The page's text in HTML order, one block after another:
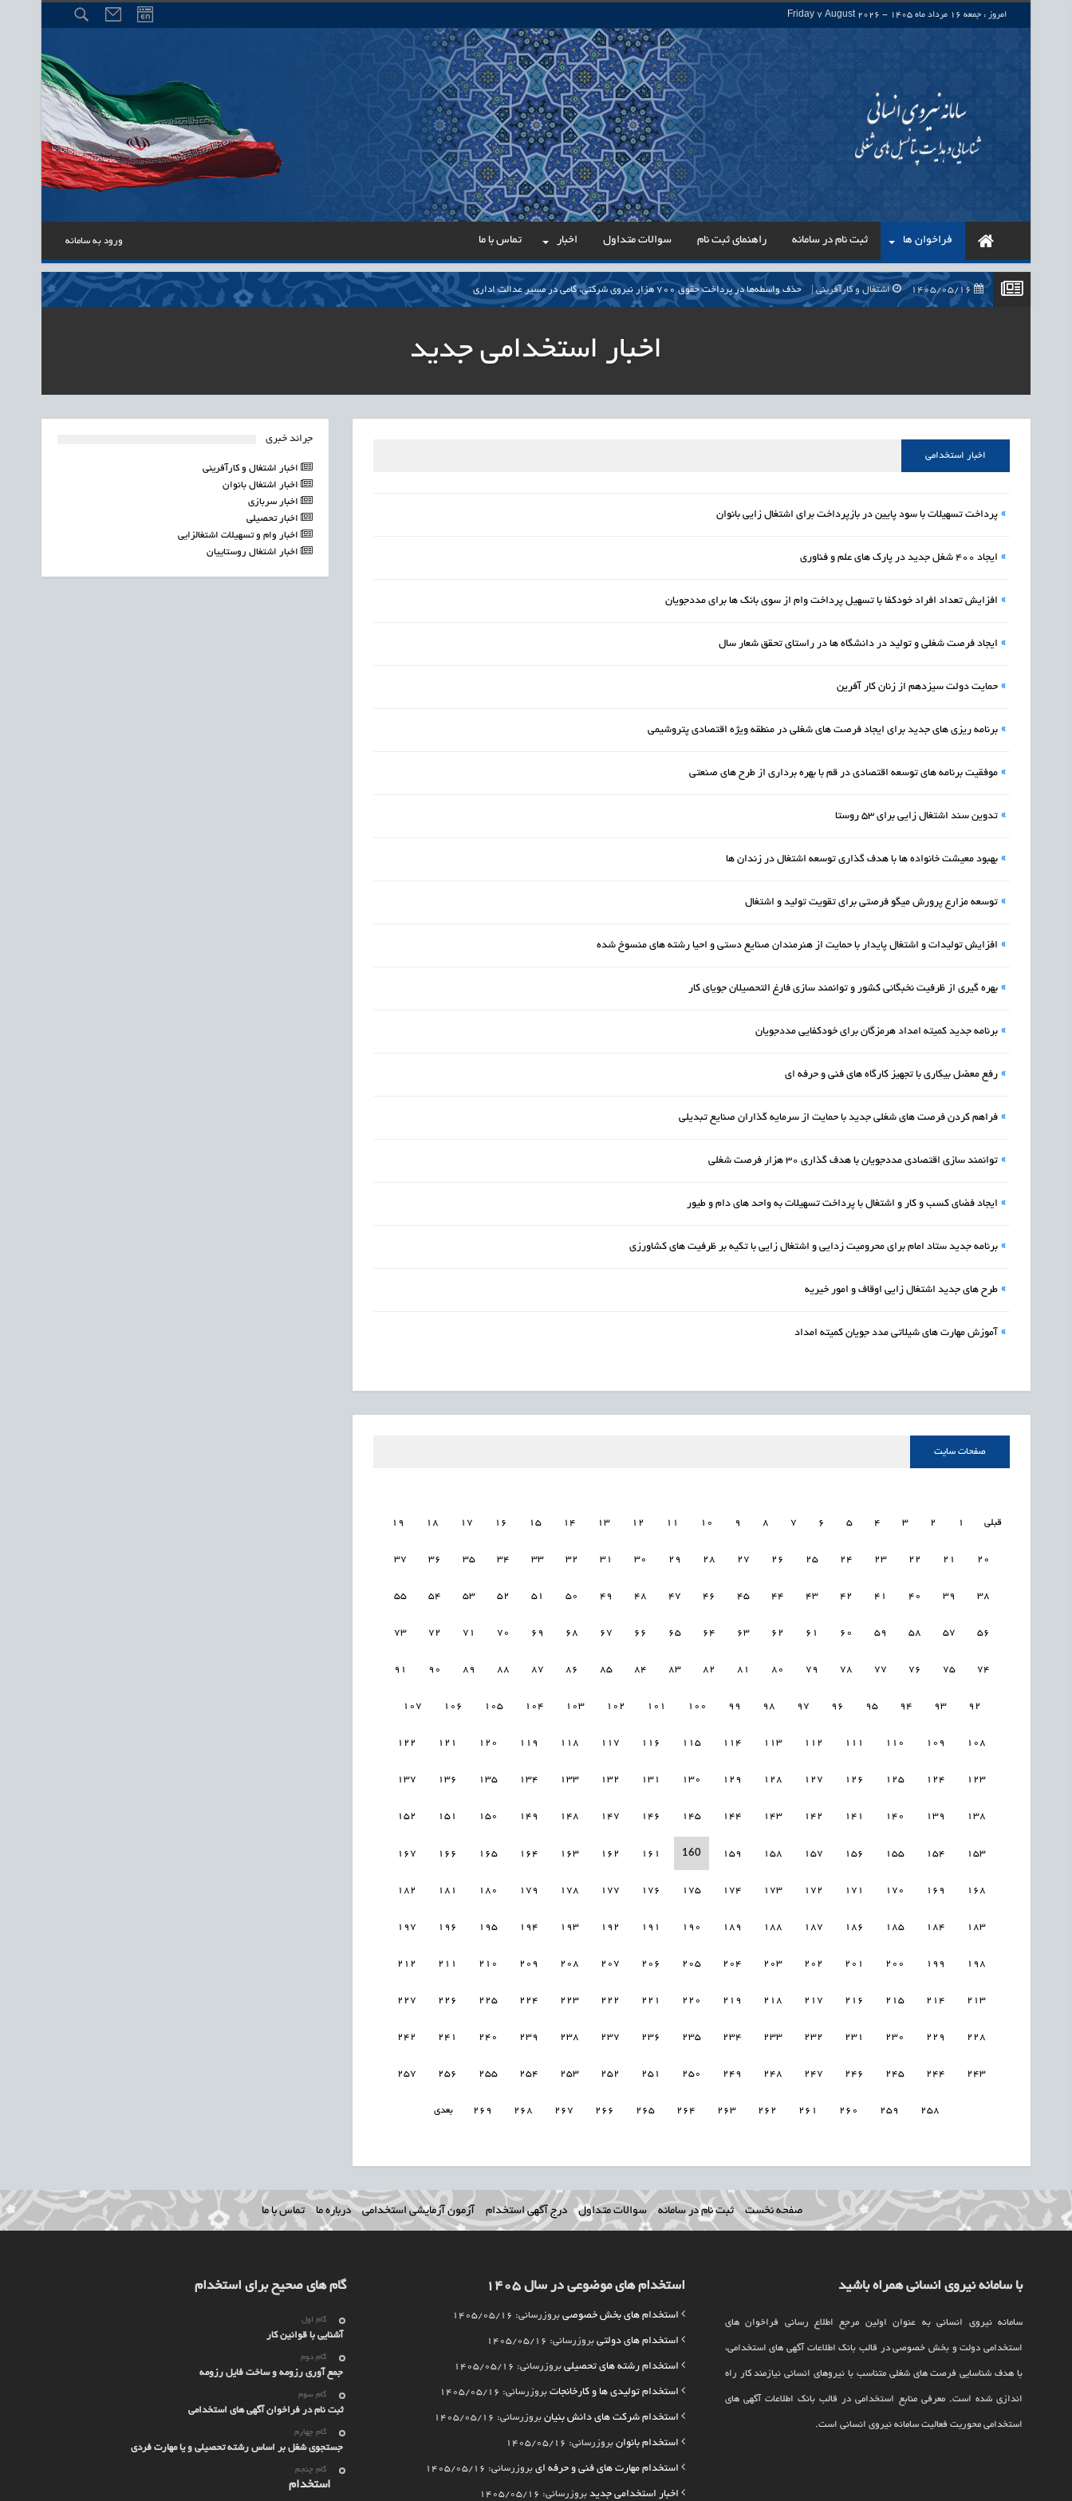
امروز : جمعه 16 مرداد ماه 1405 - Friday 7 August 2026
فراخوان ها ثبت نام در سامانه راهنمای ثبت نام سوالات متداول اخبار تماس با ما ورود به سامانه
اشتغال و کارآفرینی حذف واسطه‌ها در پرداخت حقوق ۷۰۰ هزار نیروی شرکتی، گامی در مسیر عدالت اداری
رئیس مرکز منابع انسانی آموزش‌وپرورش: داوطلبان ردصلاحیت‌شده حق اعتراض دارند
1405/05/16 اشتغال و کارآفرینی راه‌اندازی «کارخانه نوآوری مینیاتوری فرآورده‌های گیاهی و طبیعی» در دستور کار معاونت علمی
اخبار استخدامی جدید
اخبار استخدامی
» پرداخت تسهیلات با سود پایین در بازپرداخت برای اشتغال زایی بانوان
» ایجاد 400 شغل جدید در پارک های علم و فناوری
» افزایش تعداد افراد خودکفا با تسهیل پرداخت وام از سوی بانک‌ ها برای مددجویان
» ایجاد فرصت شغلی و تولید در دانشگاه ها در راستای تحقق شعار سال
» حمایت دولت سیزدهم از زنان کار آفرین
» برنامه ریزی های جدید برای ایجاد فرصت‌ های شغلی در منطقه ویژه اقتصادی پتروشیمی
» موفقیت برنامه‌ های توسعه اقتصادی در قم با بهره‌ برداری از طرح های صنعتی
» تدوین سند اشتغال زایی برای 53 روستا
» بهبود معیشت خانواده‌ ها با هدف گذاری توسعه اشتغال در زندان ها
» توسعه مزارع پرورش میگو فرصتی برای تقویت تولید و اشتغال
» افزایش تولیدات و اشتغال پایدار با حمایت از هنرمندان صنایع دستی و احیا رشته های منسوخ شده
» بهره‌ گیری از ظرفیت نخبگانی کشور و توانمند سازی فارغ‌ التحصیلان جویای کار
» برنامه جدید کمیته امداد هرمزگان برای خودکفایی مددجویان
» رفع معضل بیکاری با تجهیز کارگاه های فنی و حرفه ای
» فراهم کردن فرصت های شغلی جدید با حمایت از سرمایه گذاران صنایع تبدیلی
» توانمند سازی اقتصادی مددجویان با هدف گذاری 30 هزار فرصت شغلی
» ایجاد فضای کسب و کار و اشتغال با پرداخت تسهیلات به واحد های دام و طیور
» برنامه جدید ستاد امام برای محرومیت زدایی و اشتغال زایی با تکیه بر ظرفیت های کشاورزی
» طرح های جدید اشتغال زایی اوقاف و امور خیریه
» آموزش مهارت های شیلاتی مدد جویان کمیته امداد
صفحات سایت
قبلی 1
2
3
4
5
6
7
8
9
10
11
12
13
14
15
16
17
18
19
20
21
22
23
24
25
26
27
28
29
30
31
32
33
34
35
36
37
38
39
40
41
42
43
44
45
46
47
48
49
50
51
52
53
54
55
56
57
58
59
60
61
62
63
64
65
66
67
68
69
70
71
72
73
74
75
76
77
78
79
80
81
82
83
84
85
86
87
88
89
90
91
92
93
94
95
96
97
98
99
100
101
102
103
104
105
106
107
108
109
110
111
112
113
114
115
116
117
118
119
120
121
122
123
124
125
126
127
128
129
130
131
132
133
134
135
136
137
138
139
140
141
142
143
144
145
146
147
148
149
150
151
152
153
154
155
156
157
158
159
160
161
162
163
164
165
166
167
168
169
170
171
172
173
174
175
176
177
178
179
180
181
182
183
184
185
186
187
188
189
190
191
192
193
194
195
196
197
198
199
200
201
202
203
204
205
206
207
208
209
210
211
212
213
214
215
216
217
218
219
220
221
222
223
224
225
226
227
228
229
230
231
232
233
234
235
236
237
238
239
240
241
242
243
244
245
246
247
248
249
250
251
252
253
254
255
256
257
258
259
260
261
262
263
264
265
266
267
268
269 بعدی
جرائد خبری
اخبار اشتغال و کارآفرینی
اخبار اشتغال بانوان
اخبار سربازی
اخبار تحصیلی
اخبار وام و تسهیلات اشتغالزایی
اخبار اشتغال روستاییان
صفحه نخست ثبت نام در سامانه سوالات متداول درج آگهی استخدام آزمون آزمایشی استخدامی درباره ما تماس با ما
با سامانه نیروی انسانی همراه باشید
سامانه نیروی انسانی به عنوان اولین مرجع اطلاع رسانی فراخوان های
استخدامی دولت و بخش خصوصی در قالب بانک اطلاعات آگهی های استخدامی،
با هدف شناسایی فرصت های شغلی متناسب با نیروهای انسانی نیازمند کار راه
اندازی شده است. معرفی منابع استخدامی در قالب بانک اطلاعات آگهی های
استخدامی محوریت فعالیت سامانه نیروی انسانی است.
استخدام های موضوعی در سال 1405
استخدام های بخش خصوصی بروزرسانی: 1405/05/16
استخدام های دولتی بروزرسانی: 1405/05/16
استخدام رشته های تحصیلی بروزرسانی: 1405/05/16
استخدام تولیدی ها و کارخانجات بروزرسانی: 1405/05/16
استخدام شرکت های دانش بنیان بروزرسانی: 1405/05/16
استخدام بانوان بروزرسانی: 1405/05/16
استخدام مهارت های فنی و حرفه ای بروزرسانی: 1405/05/16
اخبار استخدامی جدید بروزرسانی: 1405/05/16
گام های صحیح برای استخدام
گام اول
آشنایی با قوانین کار
گام دوم
جمع آوری رزومه و ساخت فایل رزومه
گام سوم
ثبت نام در فراخوان آگهی های استخدامی
گام چهارم
جستجوی شغل بر اساس رشته تحصیلی و یا مهارت فردی
گام چنجم
استخدام